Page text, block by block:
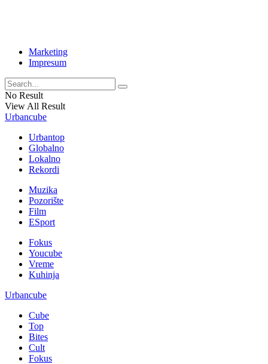
Marketing
Impresum
No Result
View All Result
Urbancube
Urbantop
Globalno
Lokalno
Rekordi
Muzika
Pozorište
Film
ESport
Fokus
Youcube
Vreme
Kuhinja
Urbancube
Cube
Top
Bites
Cult
Fokus